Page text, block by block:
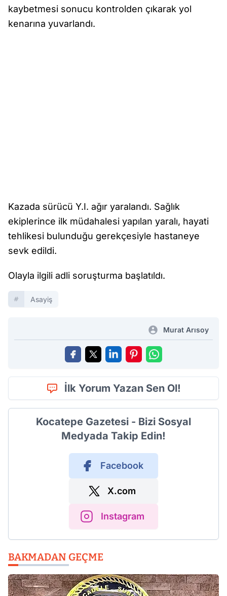
kaybetmesi sonucu kontrolden çıkarak yol
kenarına yuvarlandı.
Kazada sürücü Y.I. ağır yaralandı. Sağlık
ekiplerince ilk müdahalesi yapılan yaralı, hayati
tehlikesi bulunduğu gerekçesiyle hastaneye
sevk edildi.
Olayla ilgili adli soruşturma başlatıldı.
Asayiş
Murat Arısoy
İlk Yorum Yazan Sen Ol!
Kocatepe Gazetesi - Bizi Sosyal
Medyada Takip Edin!
Facebook
X.com
Instagram
BAKMADAN GEÇME